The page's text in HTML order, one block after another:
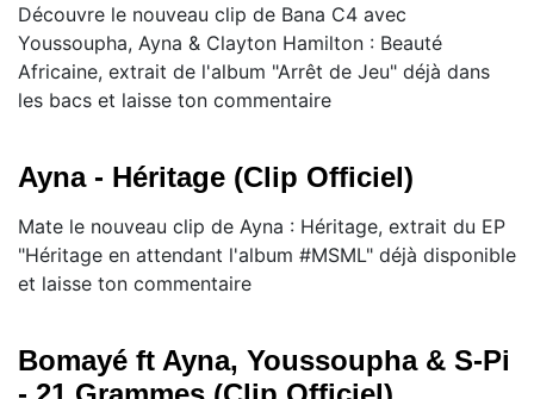
Découvre le nouveau clip de Bana C4 avec
Youssoupha, Ayna & Clayton Hamilton : Beauté
Africaine, extrait de l'album "Arrêt de Jeu" déjà dans
les bacs et laisse ton commentaire
Ayna - Héritage (Clip Officiel)
Mate le nouveau clip de Ayna : Héritage, extrait du EP
"Héritage en attendant l'album #MSML" déjà disponible
et laisse ton commentaire
Bomayé ft Ayna, Youssoupha & S-Pi